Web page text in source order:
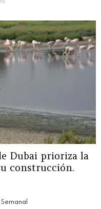
Dubai prioriza la
construcción.